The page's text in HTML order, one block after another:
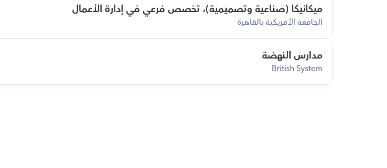
ميكانيكا (صناعية وتصميمية)، تخصص فرعي في إدارة الأعمال
الجامعة الأمريكية بالقاهرة
مدارس النهضة
British System